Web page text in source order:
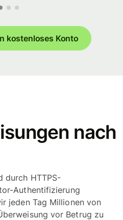
kostenloses Konto
nach
durch HTTPS-
Authentifizierung
jeden Tag Millionen von
vor Betrug zu